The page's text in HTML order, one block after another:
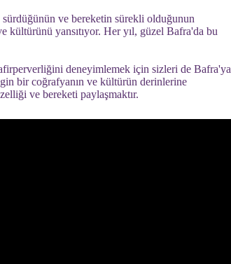
sürdüğünün ve bereketin sürekli olduğunun
kültürünü yansıtıyor. Her yıl, güzel Bafra'da bu
deneyimlemek için sizleri de Bafra'ya
bir coğrafyanın ve kültürün derinlerine
ve bereketi paylaşmaktır.